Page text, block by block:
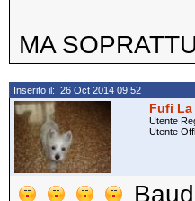
MA
Inserito il: 26 Oct 2014 09:52
Fufi
Utente
Utente